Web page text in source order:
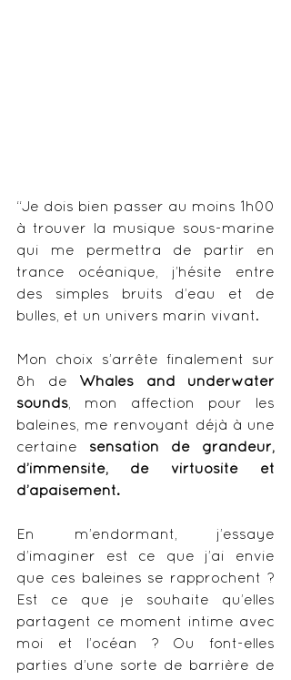
“Je dois bien passer au moins 1h00
à trouver la musique sous-marine
qui me permettra de partir en
trance océanique, j’hésite entre
des simples bruits d’eau et de
bulles, et un univers marin vivant.
Mon choix s’arrête finalement sur
8h de Whales and underwater
sounds , mon affection pour les
baleines, me renvoyant déjà à une
certaine sensation de grandeur,
d’immensité, de virtuosité et
d’apaisement.
En m’endormant, j’essaye
d’imaginer est ce que j’ai envie
que ces baleines se rapprochent ?
Est ce que je souhaite qu’elles
partagent ce moment intime avec
moi et l’océan ? Ou font-elles
parties d’une sorte de barrière de